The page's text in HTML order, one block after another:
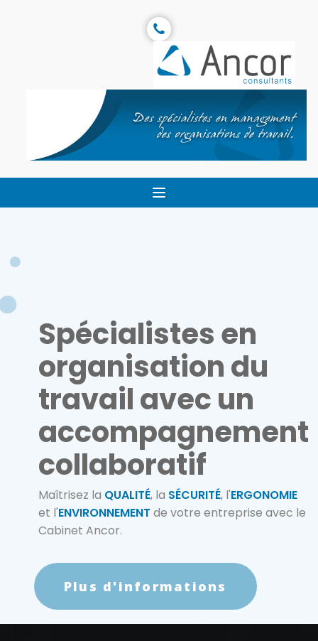
Spécialistes en
organisation du
travail avec un
accompagnement
collaboratif
Maîtrisez la QUALITÉ, la SÉCURITÉ, l'ERGONOMIE
et l'ENVIRONNEMENT de votre entreprise avec le
Cabinet Ancor.
Plus d'informations